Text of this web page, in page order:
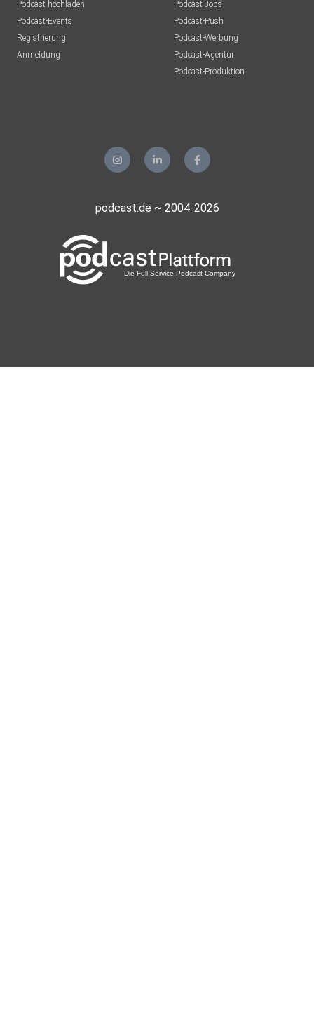
Podcast hochladen
Podcast-Events
Registrierung
Anmeldung
Podcast-Jobs
Podcast-Push
Podcast-Werbung
Podcast-Agentur
Podcast-Produktion
podcast.de ~ 2004-2026